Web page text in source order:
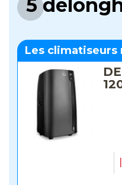
5
Les climatiseurs